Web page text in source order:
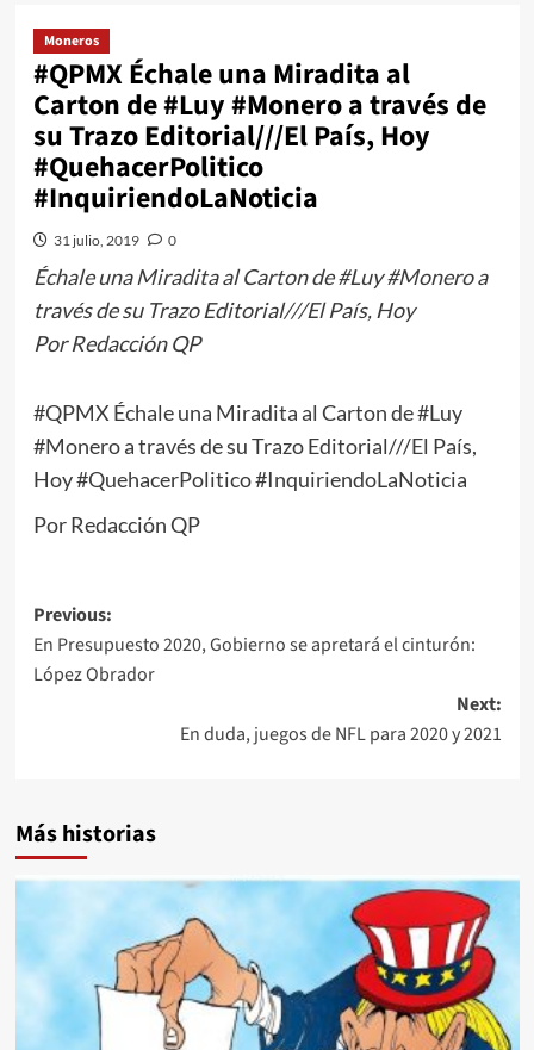
Moneros
#QPMX Échale una Miradita al
Carton de #Luy #Monero a través de
su Trazo Editorial///El País, Hoy
#QuehacerPolitico
#InquiriendoLaNoticia
31 julio, 2019 0
Échale una Miradita al Carton de #Luy #Monero a
través de su Trazo Editorial///El País, Hoy
Por Redacción QP
#QPMX Échale una Miradita al Carton de #Luy
#Monero a través de su Trazo Editorial///El País,
Hoy #QuehacerPolitico #InquiriendoLaNoticia
Por Redacción QP
Post
navigation
Previous:
En Presupuesto 2020, Gobierno se apretará el cinturón:
López Obrador
Next:
En duda, juegos de NFL para 2020 y 2021
Más historias